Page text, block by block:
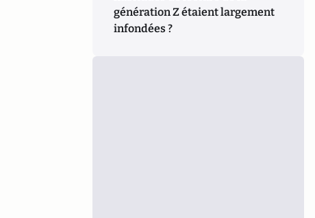
génération Z étaient largement
infondées ?